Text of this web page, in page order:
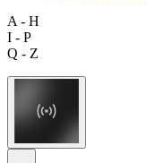
A - H
I - P
Q - Z